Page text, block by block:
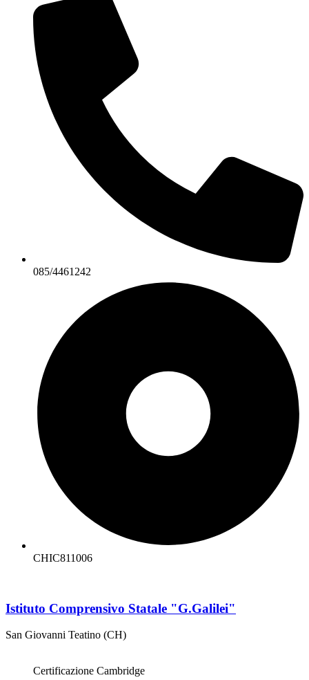
085/4461242
CHIC811006
Istituto Comprensivo Statale "G.Galilei"
San Giovanni Teatino (CH)
Certificazione Cambridge